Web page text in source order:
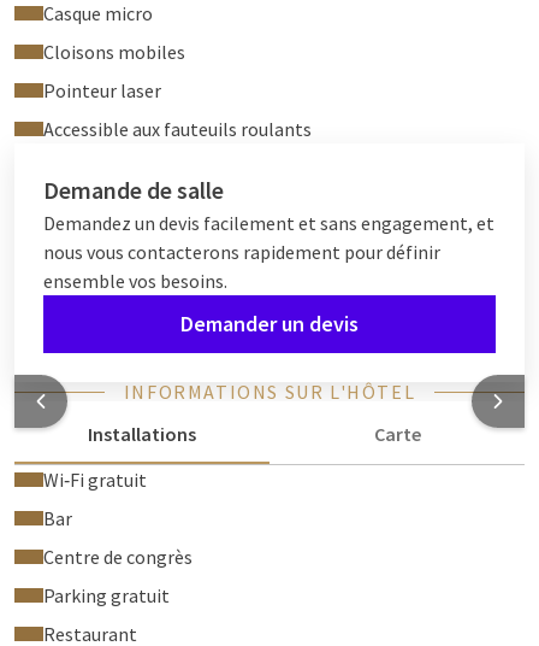
Casque micro
Cloisons mobiles
Pointeur laser
Accessible aux fauteuils roulants
Demande de salle
Demandez un devis facilement et sans engagement, et
nous vous contacterons rapidement pour définir
ensemble vos besoins.
Demander un devis
INFORMATIONS SUR L'HÔTEL
Installations
Carte
Wi‑Fi gratuit
Bar
Centre de congrès
Parking gratuit
Restaurant